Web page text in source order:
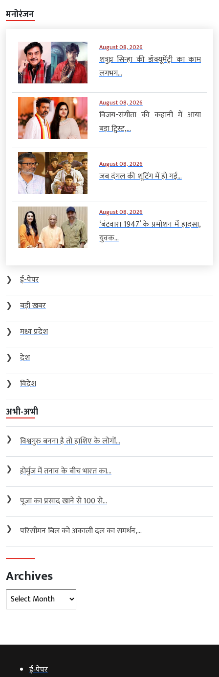
मनोरंजन
August 08, 2026
शत्रुघ्न सिन्हा की डॉक्यूमेंट्री का काम
लगभग...
August 08, 2026
विजय-संगीता की कहानी में आया
बड़ा ट्विस्ट,...
August 08, 2026
जब दंगल की शूटिंग में हो गई...
August 08, 2026
‘बंटवारा 1947’ के प्रमोशन में हादसा,
युवक...
❯
ई-पेपर
❯
बड़ी खबर
❯
मध्य प्रदेश
❯
देश
❯
विदेश
अभी-अभी
❯ विश्वगुरु बनना है तो हाशिए के लोगों...
❯ होर्मुज में तनाव के बीच भारत का...
❯ पूजा का प्रसाद खाने से 100 से...
❯ परिसीमन बिल को अकाली दल का समर्थन,...
Archives
Archives
ई‑पेपर